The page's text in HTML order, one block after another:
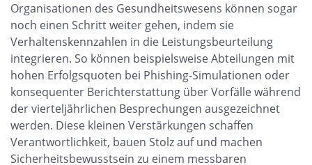
Organisationen des Gesundheitswesens können sogar
noch einen Schritt weiter gehen, indem sie
Verhaltenskennzahlen in die Leistungsbeurteilung
integrieren. So können beispielsweise Abteilungen mit
hohen Erfolgsquoten bei Phishing-Simulationen oder
konsequenter Berichterstattung über Vorfälle während
der vierteljährlichen Besprechungen ausgezeichnet
werden. Diese kleinen Verstärkungen schaffen
Verantwortlichkeit, bauen Stolz auf und machen
Sicherheitsbewusstsein zu einem messbaren